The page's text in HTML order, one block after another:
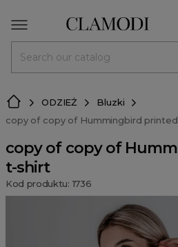
ODZIEŻ
Bluzki
copy of copy of Hummingbird
copy of copy of
t-shirt
Kod produktu: 1736